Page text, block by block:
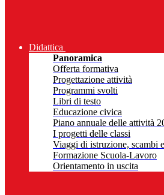
Didattica
Panoramica
Offerta formativa
Progettazione attività
Programmi svolti
Libri di testo
Educazione civica
Piano annuale delle attività
I progetti delle classi
Viaggi di istruzione, scambi
Formazione Scuola-Lavoro
Orientamento in uscita